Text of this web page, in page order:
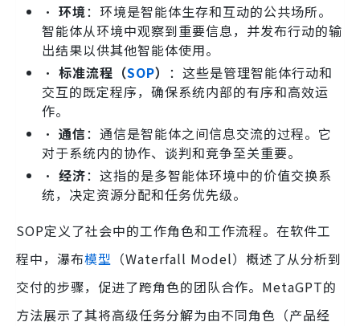
• 环境：环境是智能体生存和互动的公共场所。
智能体从环境中观察到重要信息，并发布行动的输
出结果以供其他智能体使用。
• 标准流程（SOP） ：这些是管理智能体行动和
交互的既定程序，确保系统内部的有序和高效运
作。
• 通信：通信是智能体之间信息交流的过程。它
对于系统内的协作、谈判和竞争至关重要。
• 经济：这指的是多智能体环境中的价值交换系
统，决定资源分配和任务优先级。
SOP定义了社会中的工作角色和工作流程。在软件工
程中，瀑布模型 （Waterfall Model）概述了从分析到
交付的步骤，促进了跨角色的团队合作。MetaGPT的
方法展示了其将高级任务分解为由不同角色（产品经